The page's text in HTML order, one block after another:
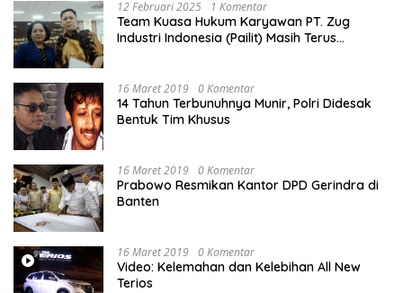
12 Februari 2025 1 Komentar
Team Kuasa Hukum Karyawan PT. Zug
Industri Indonesia (Pailit) Masih Terus
16 Maret 2019 0 Komentar
14 Tahun Terbunuhnya Munir, Polri Didesak
Bentuk Tim Khusus
16 Maret 2019 0 Komentar
Prabowo Resmikan Kantor DPD Gerindra di
Banten
16 Maret 2019 0 Komentar
Video: Kelemahan dan Kelebihan All New
Terios